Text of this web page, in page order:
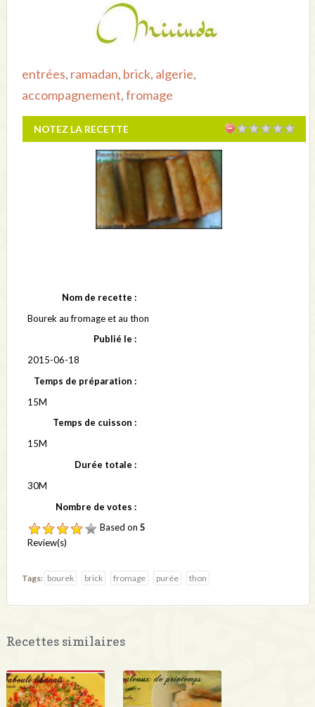
entrées, ramadan, brick, algerie,
accompagnement,fromage
NOTEZ LA RECETTE
Nom de recette :
Bourek au fromage et au thon
Publié le :
2015-06-18
Temps de préparation :
15M
Temps de cuisson :
15M
Durée totale :
30M
Nombre de votes :
Based on 5
Review(s)
Tags: bourek brick fromage purée thon
Recettes similaires